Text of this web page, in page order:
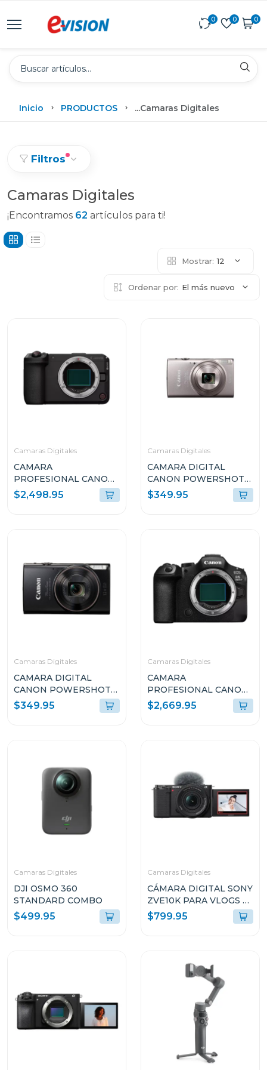
0 0 0
Inicio PRODUCTOS ...Camaras Digitales
Filtros
Camaras Digitales
¡Encontramos 62 artículos para ti!
Mostrar: 12
Ordenar por: El más nuevo
Camaras Digitales
CAMARA
PROFESIONAL CANON
MIRRORLESS EOS R6 V
SOLO CUERPO
$2,498.95
Camaras Digitales
CAMARA DIGITAL
CANON POWERSHOT
ELPH 360 HS A
PLATEADO
$349.95
Camaras Digitales
CAMARA DIGITAL
CANON POWERSHOT
ELPH 360 HS A NEGRO
PSELPH360HSABKN
$349.95
Camaras Digitales
CAMARA
PROFESIONAL CANON
DIGITAL MIRRORLESS
EOS R6 MARK III SOLO
$2,669.95
Camaras Digitales
DJI OSMO 360
STANDARD COMBO
$499.95
Camaras Digitales
CÁMARA DIGITAL SONY
ZVE10K PARA VLOGS +
LENTE E PZ 16-50MM
F3.5-5.6 OSS II
$799.95